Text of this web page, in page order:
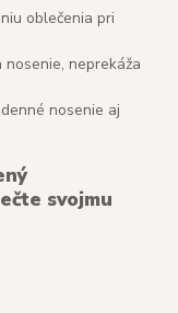
oblečenia pri
nosenie, neprekáža
nosenie aj
svojmu